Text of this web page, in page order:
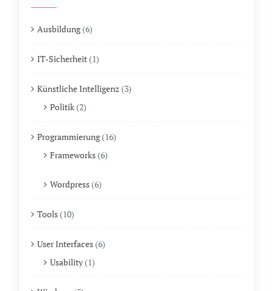
Ausbildung(6)
IT-Sicherheit (1)
Künstliche Intelligenz (3)
Politik (2)
Programmierung(16)
Frameworks (6)
Wordpress (6)
Tools (10)
User Interfaces (6)
Usability (1)